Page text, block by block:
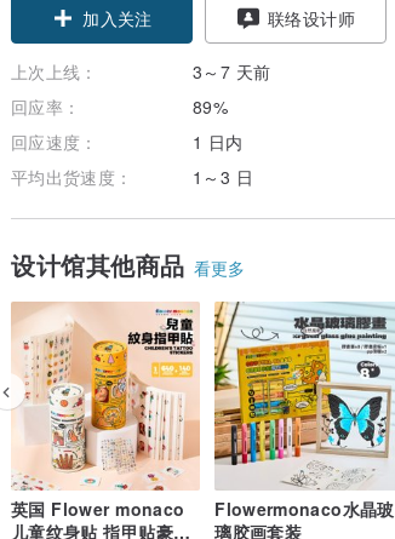
加入关注 联络设计师
上次上线：
3～7 天前
回应率：
89%
回应速度：
1 日内
平均出货速度：
1～3 日
设计馆其他商品 看更多
英国 Flower monaco
儿童纹身贴 指甲贴豪华
Flowermonaco水晶玻
璃胶画套装